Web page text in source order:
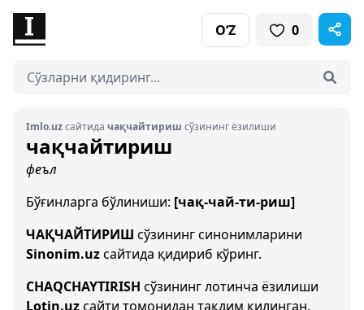
O‘Z 0
Imlo.uzсайтида чақчайтириш сўзининг ёзилиши
чақчайтириш
феъл
Бўғинларга бўлиниши: [чақ-чай-ти-риш]
ЧАҚЧАЙТИРИШ сўзининг синонимларини
Sinonim.uzсайтида қидириб кўринг.
CHAQCHAYTIRISH сўзининг лотинча ёзилиши
Lotin.uzсайти томонидан тақдим қилинган.